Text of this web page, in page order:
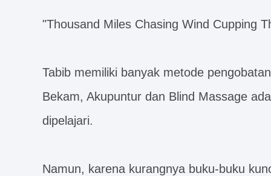
"Thousand Miles Chasing Wind Cupping
Tabib memiliki banyak metode
Bekam, Akupuntur dan Blind Massage
dipelajari.
Namun, karena kurangnya buku-buku